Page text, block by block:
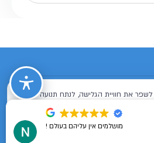
הצהרת נגישות
מפת אתר
לבוסטיט 2026 ©
Designed & Developed by
מושלמים אין עליהם בעולם !